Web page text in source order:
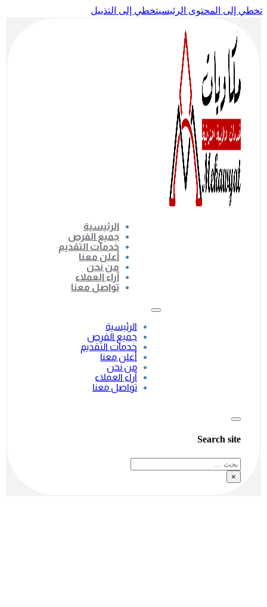
تخطي إلى المحتوى الرئيسيتخطي إلى التذييل
الرئيسية
جميع الفرص
خدمات التقديم
أعلن معنا
من نحن
آراء العملاء
تواصل معنا
الرئيسية
جميع الفرص
خدمات التقديم
أعلن معنا
من نحن
آراء العملاء
تواصل معنا
Search site
بحث
×